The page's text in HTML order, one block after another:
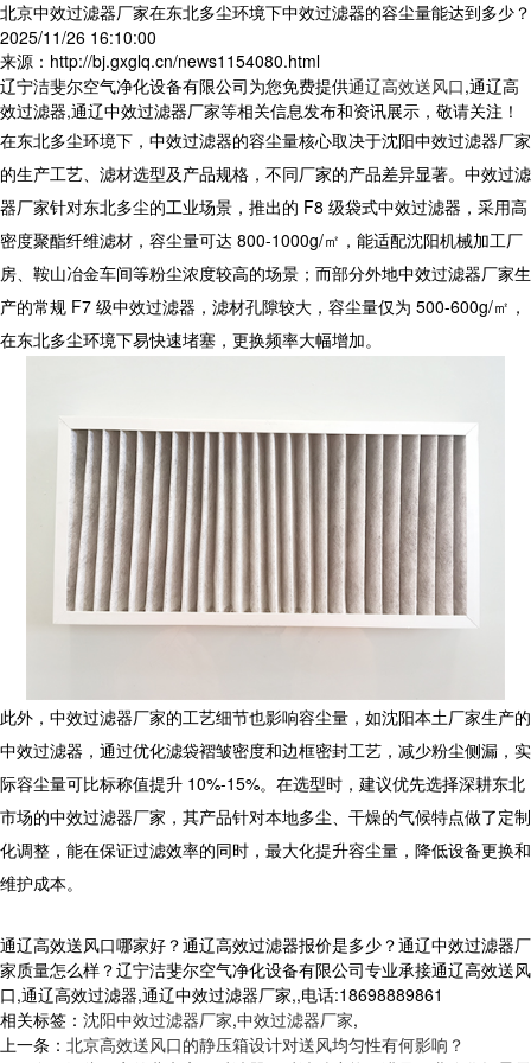
北京中效过滤器厂家在东北多尘环境下中效过滤器的容尘量能达到多少？
2025/11/26 16:10:00
来源：http://bj.gxglq.cn/news1154080.html
辽宁洁斐尔空气净化设备有限公司为您免费提供通辽高效送风口,通辽高
效过滤器,通辽中效过滤器厂家等相关信息发布和资讯展示，敬请关注！
在东北多尘环境下，中效过滤器的容尘量核心取决于沈阳中效过滤器厂家
的生产工艺、滤材选型及产品规格，不同厂家的产品差异显著。 中效过滤
器厂家针对东北多尘的工业场景，推出的 F8 级袋式中效过滤器，采用高
密度聚酯纤维滤材，容尘量可达 800-1000g/㎡，能适配沈阳机械加工厂
房、鞍山冶金车间等粉尘浓度较高的场景；而部分外地中效过滤器厂家生
产的常规 F7 级中效过滤器，滤材孔隙较大，容尘量仅为 500-600g/㎡，
在东北多尘环境下易快速堵塞，更换频率大幅增加。
此外，中效过滤器厂家的工艺细节也影响容尘量，如沈阳本土厂家生产的
中效过滤器，通过优化滤袋褶皱密度和边框密封工艺，减少粉尘侧漏，实
际容尘量可比标称值提升 10%-15%。在选型时，建议优先选择深耕东北
市场的中效过滤器厂家 ，其产品针对本地多尘、干燥的气候特点做了定制
化调整，能在保证过滤效率的同时，最大化提升容尘量，降低设备更换和
维护成本。
通辽高效送风口哪家好？通辽高效过滤器报价是多少？通辽中效过滤器厂
家质量怎么样？辽宁洁斐尔空气净化设备有限公司专业承接通辽高效送风
口,通辽高效过滤器,通辽中效过滤器厂家,,电话:18698889861
相关标签： 沈阳中效过滤器厂家,中效过滤器厂家,
上一条： 北京高效送风口的静压箱设计对送风均匀性有何影响？